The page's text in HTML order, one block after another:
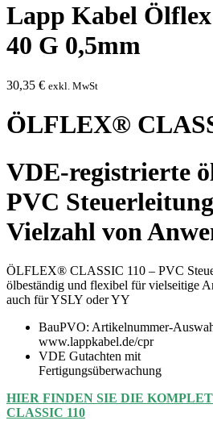
Lapp Kabel Ölflex
40 G 0,5mm
30,35 € exkl. MwSt
ÖLFLEX®
VDE-registrierte
PVC
Vielzahl von
ÖLFLEX® CLASSIC 110 – PVC
ölbeständig und flexibel für vielseitige
auch für YSLY oder YY
BauPVO: Artikelnummer-
www.lappkabel.de/cpr
VDE Gutachten mit
Fertigungsüberwachung
HIER FINDEN SIE DIE
CLASSIC 110